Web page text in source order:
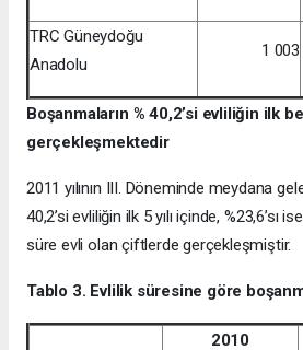
TRC Güneydoğu
Anadolu
1 003
Boşanmaların % 40,2’si evliliğin ilk
gerçekleşmektedir
2011 yılının III. Döneminde meydana
40,2’si evliliğin ilk 5 yılı içinde, %23,6’sı
süre evli olan çiftlerde gerçekleşmiştir.
Tablo 3. Evlilik süresine göre
2010